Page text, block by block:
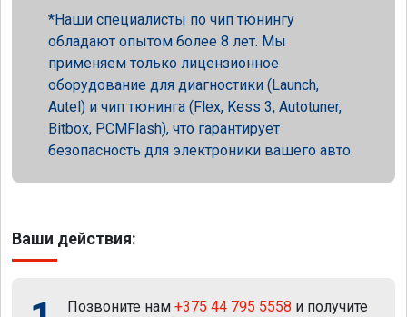
Наши специалисты по чип тюнингу
обладают опытом более 8 лет. Мы
применяем только лицензионное
оборудование для диагностики (Launch,
Autel) и чип тюнинга (Flex, Kess 3, Autotuner,
Bitbox, PCMFlash), что гарантирует
безопасность для электроники вашего авто.
Ваши действия:
Позвоните нам +375 44 795 5558 и получите